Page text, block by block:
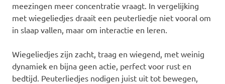
meezingen meer concentratie vraagt. In vergelijking
met wiegeliedjes draait een peuterliedje niet vooral om
in slaap vallen, maar om interactie en leren.
Wiegeliedjes zijn zacht, traag en wiegend, met weinig
dynamiek en bijna geen actie, perfect voor rust en
bedtijd. Peuterliedjes nodigen juist uit tot bewegen,